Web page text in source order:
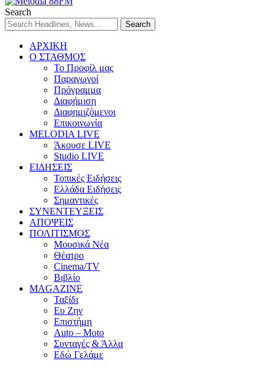
Search
ΑΡΧΙΚΗ
Ο ΣΤΑΘΜΟΣ
Το Προφίλ μας
Παραγωγοί
Πρόγραμμα
Διαφήμιση
Διαφημιζόμενοι
Επικοινωνία
MELODIA LIVE
Άκουσε LIVE
Studio LIVE
ΕΙΔΗΣΕΙΣ
Τοπικές Ειδήσεις
Ελλάδα Ειδήσεις
Σημαντικές
ΣΥΝΕΝΤΕΥΞΕΙΣ
ΑΠΟΨΕΙΣ
ΠΟΛΙΤΙΣΜΟΣ
Μουσικά Νέα
Θέατρο
Cinema/TV
Βιβλίο
MAGAZINE
Ταξίδι
Ευ Ζην
Επιστήμη
Auto – Moto
Συνταγές & Άλλα
Εδώ Γελάμε